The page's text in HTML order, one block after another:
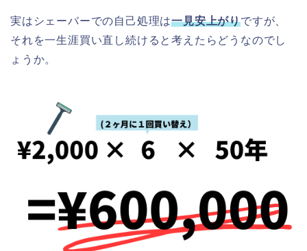
実はシェーバーでの自己処理は一見安上がりですが、
それを一生涯買い直し続けると考えたらどうなのでし
ょうか。